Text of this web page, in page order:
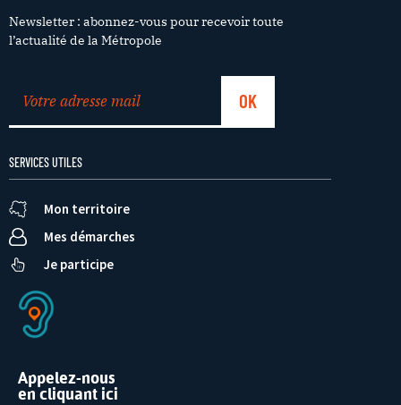
Newsletter : abonnez-vous pour recevoir toute
l’actualité de la Métropole
SERVICES UTILES
Mon territoire
Mes démarches
Je participe
Appelez-nous
en cliquant ici